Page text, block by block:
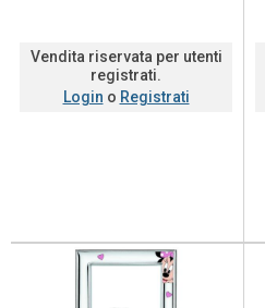
Vendita riservata per utenti
registrati.
Login o Registrati